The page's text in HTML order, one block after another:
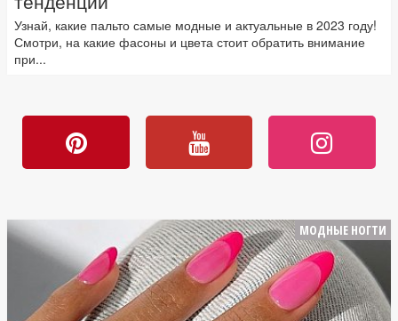
Узнай, какие пальто самые модные и актуальные в 2023 году!
Смотри, на какие фасоны и цвета стоит обратить внимание
при...
МОДНЫЕ НОГТИ